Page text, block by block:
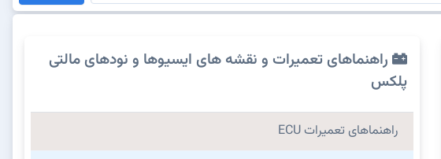
راهنماهای تعمیرات و نقشه های ایسیوها و نودهای مالتی
پلکس
راهنماهای تعمیرات ECU